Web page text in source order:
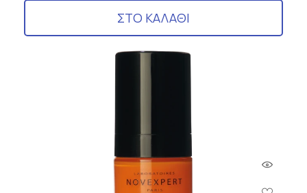
ΣΤΟ ΚΑΛΑΘΙ